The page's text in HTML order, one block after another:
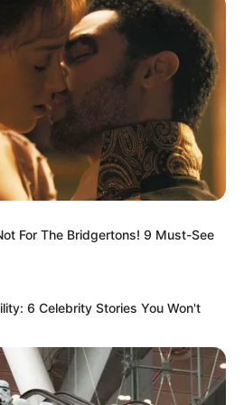
For The Bridgertons! 9 Must-See
6 Celebrity Stories You Won't